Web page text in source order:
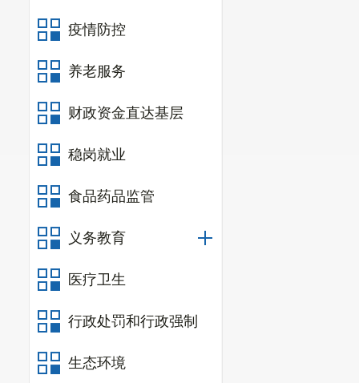
疫情防控
养老服务
财政资金直达基层
稳岗就业
食品药品监管
义务教育
医疗卫生
行政处罚和行政强制
生态环境